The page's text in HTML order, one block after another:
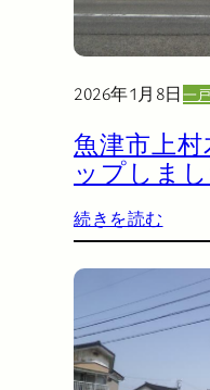
2026年1月8日一
魚津市上
ップしまし
続きを読む